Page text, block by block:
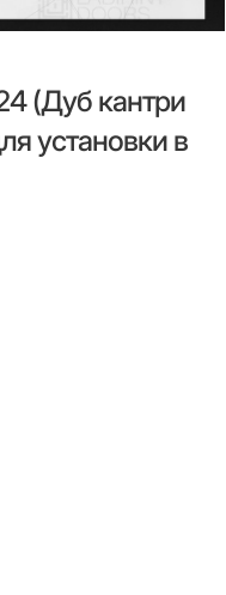
(Дуб кантри
установки в